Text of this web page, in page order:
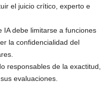
el juicio crítico, experto e
IA debe limitarse a funciones
la confidencialidad del
responsables de la exactitud,
evaluaciones.